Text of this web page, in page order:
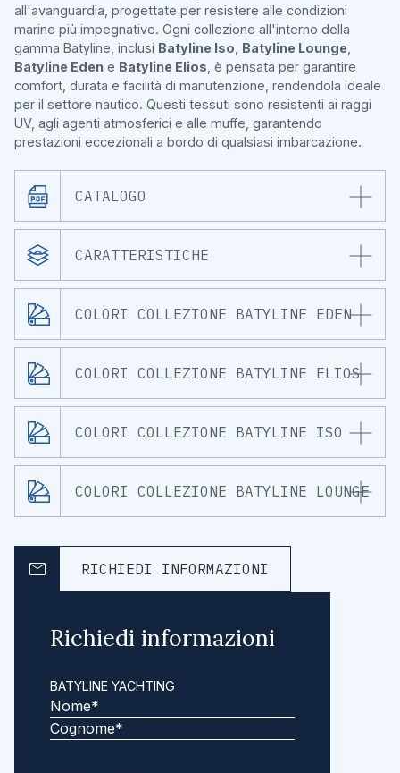
all'avanguardia, progettate per resistere alle condizioni
marine più impegnative. Ogni collezione all'interno della
gamma Batyline, inclusi Batyline Iso Batyline Lounge
Batyline Eden e Batyline Elios , è pensata per garantire
comfort, durata e facilità di manutenzione, rendendola ideale
per il settore nautico. Questi tessuti sono resistenti ai raggi
UV, agli agenti atmosferici e alle muffe, garantendo
prestazioni eccezionali a bordo di qualsiasi imbarcazione.
CATALOGO
CARATTERISTICHE
COLORI COLLEZIONE BATYLINE EDEN
COLORI COLLEZIONE BATYLINE ELIOS
COLORI COLLEZIONE BATYLINE ISO
COLORI COLLEZIONE BATYLINE LOUNGE
RICHIEDI INFORMAZIONI
Richiedi informazioni
BATYLINE YACHTING
Nome